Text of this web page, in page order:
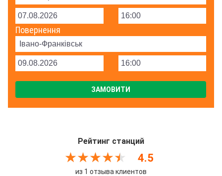
Повернення
Рейтинг станций
4.5
из 1 отзыва клиентов